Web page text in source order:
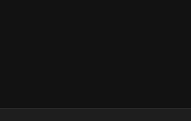
redakcja